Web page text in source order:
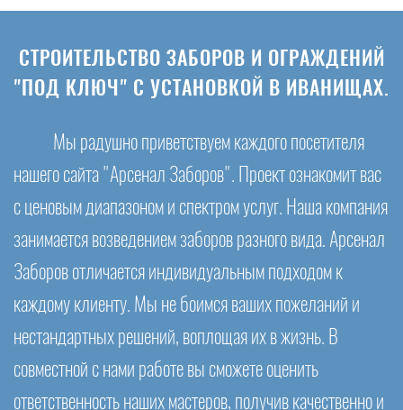
СТРОИТЕЛЬСТВО ЗАБОРОВ И ОГРАЖДЕНИЙ
"ПОД КЛЮЧ" С УСТАНОВКОЙ В ИВАНИЩАХ.
Мы радушно приветствуем каждого посетителя
нашего сайта "Арсенал Заборов". Проект ознакомит вас
с ценовым диапазоном и спектром услуг. Наша компания
занимается возведением заборов разного вида. Арсенал
Заборов отличается индивидуальным подходом к
каждому клиенту. Мы не боимся ваших пожеланий и
нестандартных решений, воплощая их в жизнь. В
совместной с нами работе вы сможете оценить
ответственность наших мастеров, получив качественно и